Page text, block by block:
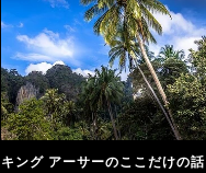
キング アーサーのここだけの話